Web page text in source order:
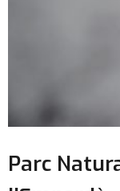
Parc